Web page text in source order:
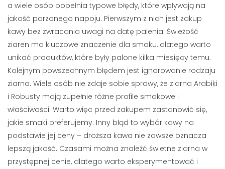
a wiele osób popełnia typowe błędy, które wpływają na
jakość parzonego napoju. Pierwszym z nich jest zakup
kawy bez zwracania uwagi na datę palenia. Świeżość
ziaren ma kluczowe znaczenie dla smaku, dlatego warto
unikać produktów, które były palone kilka miesięcy temu.
Kolejnym powszechnym błędem jest ignorowanie rodzaju
ziarna. Wiele osób nie zdaje sobie sprawy, że ziarna Arabiki
i Robusty mają zupełnie różne profile smakowe i
właściwości. Warto więc przed zakupem zastanowić się,
jakie smaki preferujemy. Inny błąd to wybór kawy na
podstawie jej ceny – droższa kawa nie zawsze oznacza
lepszą jakość. Czasami można znaleźć świetne ziarna w
przystępnej cenie, dlatego warto eksperymentować i